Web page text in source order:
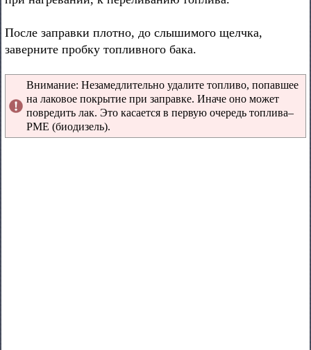
После заправки плотно, до слышимого щелчка,
заверните пробку топливного бака.
Внимание: Незамедлительно удалите топливо, попавшее
на лаковое покрытие при заправке. Иначе оно может
повредить лак. Это касается в первую очередь топлива–
РМЕ (биодизель).